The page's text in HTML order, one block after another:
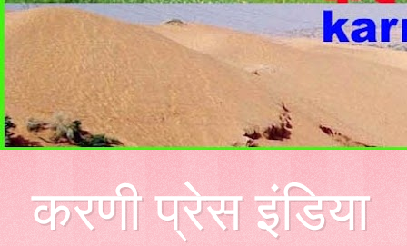
करणी प्रेस इंडिया